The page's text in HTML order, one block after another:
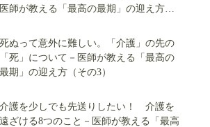
医師が教える「最高の最期」の迎え方
死ぬって意外に難しい。「介護」の先の
「死」について－医師が教える「最高の
最期」の迎え方（その3）
介護を少しでも先送りしたい！ 介護を
遠ざける8つのこと－医師が教える「最高